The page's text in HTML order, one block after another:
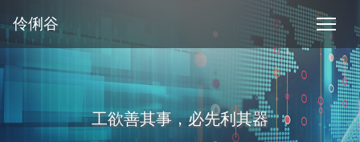
伶俐谷
工欲善其事，必先利其器